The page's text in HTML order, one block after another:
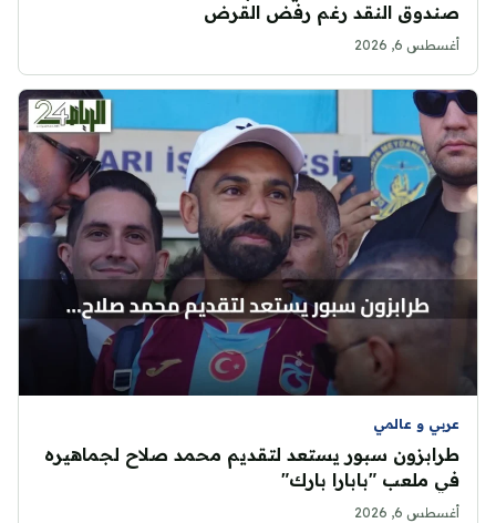
صندوق النقد رغم رفض القرض
أغسطس 6, 2026
عربي و عالمي
طرابزون سبور يستعد لتقديم محمد صلاح لجماهيره
في ملعب "بابارا بارك"
أغسطس 6, 2026